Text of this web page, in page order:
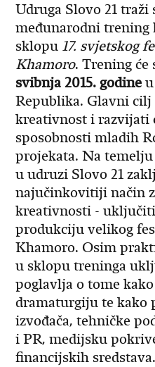
Udruga Slovo 21 traži
međunarodni trening
sklopu 17. svjetskog
Khamoro. Trening
svibnja 2015. godine
Republika. Glavni
kreativnost i razvijati
sposobnosti mladih
projekata. Na
u udruzi Slovo 21
najučinkovitiji način
kreativnosti -
produkciju velikog
Khamoro. Osim
u sklopu treninga
poglavlja o tome
dramaturgiju te kako
izvođača, tehničke
i PR, medijsku
financijskih sredstava.